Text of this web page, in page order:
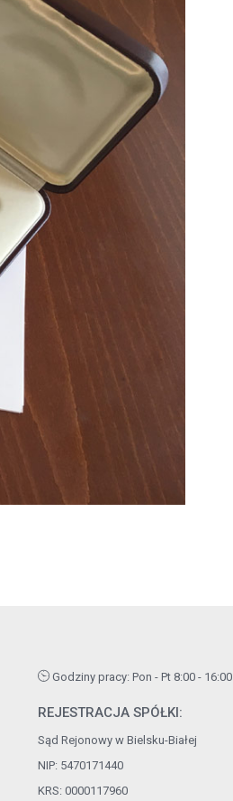
Godziny pracy: Pon - Pt 8:00 - 16:00
REJESTRACJA SPÓŁKI:
Sąd Rejonowy w Bielsku-Białej
NIP: 5470171440
KRS: 0000117960